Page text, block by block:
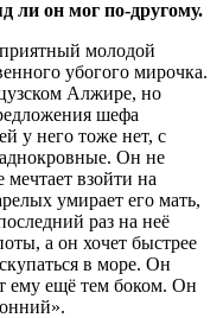
ли он мог по-другому.
молодой
убогого мирочка.
Алжире, но
шефа
у него тоже нет, с
Он не
взойти на
умирает его мать,
раз на неё
а он хочет быстрее
в море. Он
ему ещё тем боком. Он